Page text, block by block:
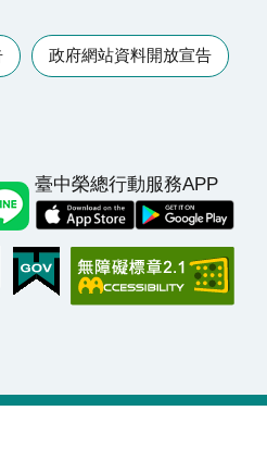
政府網站資料開放宣告
臺中榮總行動服務APP